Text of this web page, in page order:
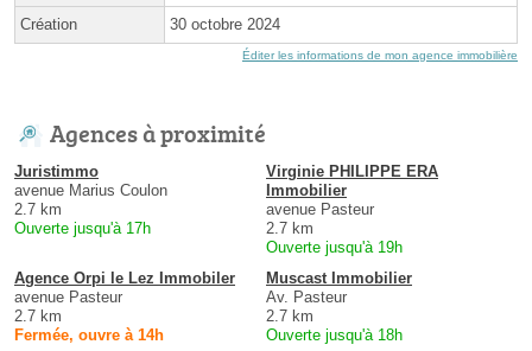
Création 30 octobre 2024
Éditer les informations de mon agence immobilière
Agences à proximité
Juristimmo
avenue Marius Coulon
2.7 km
Ouverte jusqu'à 17h
Virginie PHILIPPE ERA
Immobilier
avenue Pasteur
2.7 km
Ouverte jusqu'à 19h
Agence Orpi le Lez Immobiler
avenue Pasteur
2.7 km
Fermée, ouvre à 14h
Muscast Immobilier
Av. Pasteur
2.7 km
Ouverte jusqu'à 18h